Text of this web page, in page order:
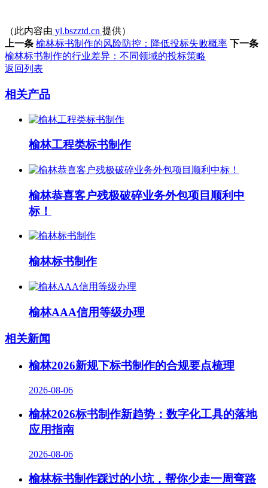
（此内容由 yl.bszztd.cn 提供）
上一条 榆林标书制作的风险防控：降低投标失败概率 下一条
榆林标书制作的行业差异：不同领域的投标策略
返回列表
相关产品
榆林工程类标书制作
榆林恭喜客户残极破碎业务外包项目顺利中
标！
榆林标书制作
榆林AAA信用等级办理
相关新闻
榆林2026新规下标书制作的合规要点梳理
2026-08-06
榆林2026标书制作新趋势：数字化工具的落地
应用指南
2026-08-06
榆林标书制作踩过的小坑，帮你少走一周弯路